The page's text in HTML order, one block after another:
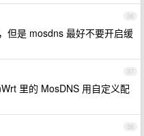
36
但是 mosdns 最好不要开启缓
37
里的 MosDNS 用自定义配
38